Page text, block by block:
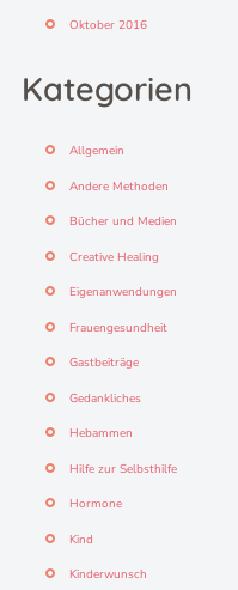
Oktober 2016
Kategorien
Allgemein
Andere Methoden
Bücher und Medien
Creative Healing
Eigenanwendungen
Frauengesundheit
Gastbeiträge
Gedankliches
Hebammen
Hilfe zur Selbsthilfe
Hormone
Kind
Kinderwunsch